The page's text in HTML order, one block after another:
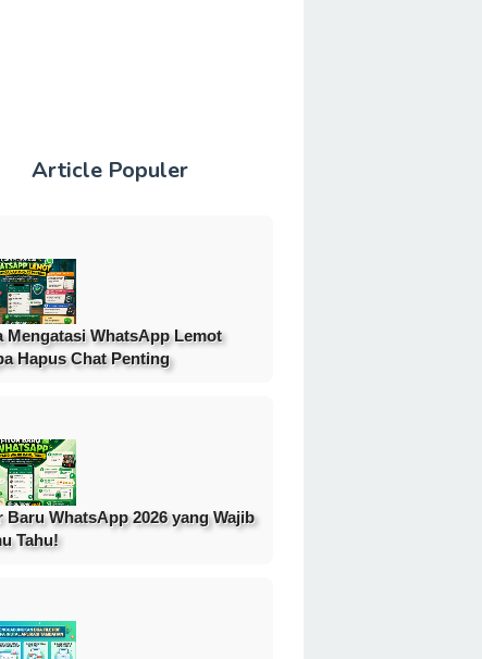
Article Populer
Mengatasi WhatsApp Lemot
Hapus Chat Penting
Baru WhatsApp 2026 yang Wajib
Tahu!